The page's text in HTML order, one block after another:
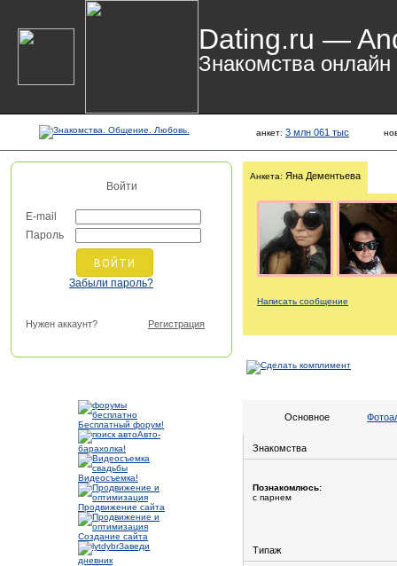
Dating.ru —
Знакомства онлайн
анкет: 3 млн 061 тыс
Войти
E-mail
Пароль
Забыли пароль?
Нужен аккаунт? Регистрация
Бесплатный форум!
Авто-
барахолка!
Видеосъемка!
Продвижение сайта
Создание сайта
Заведи
дневник
Анкета: Яна Дементьева
Написать сообщение
Основное
Знакомства
Познакомлюсь:
с парнем
Типаж